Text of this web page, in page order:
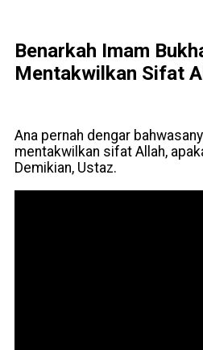
Benarkah Imam
Mentakwilkan Sifat
Ana pernah dengar
mentakwilkan sifat Allah,
Demikian, Ustaz.